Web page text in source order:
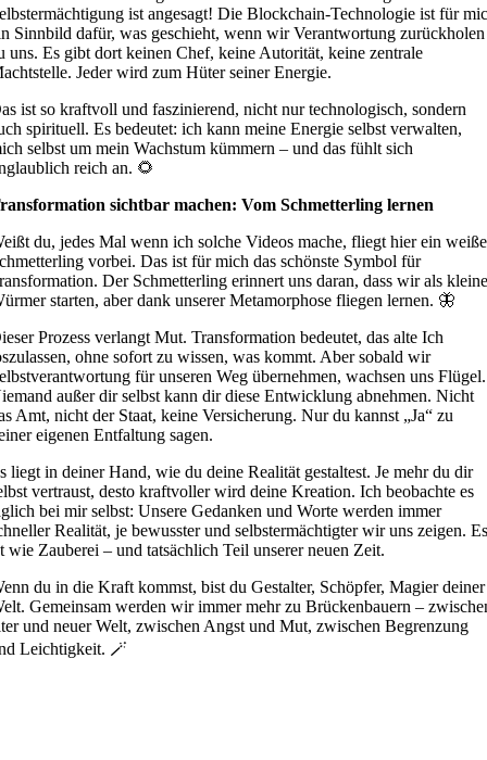
ist angesagt! Die Blockchain-Technologie ist für
Sinnbild dafür, was geschieht, wenn wir Verantwortung zurückholen
uns. Es gibt dort keinen Chef, keine Autorität, keine zentrale
Jeder wird zum Hüter seiner Energie.
ist so kraftvoll und faszinierend, nicht nur technologisch, sondern
spirituell. Es bedeutet: ich kann meine Energie selbst verwalten,
selbst um mein Wachstum kümmern – und das fühlt sich
reich an. 🌻
sichtbar machen: Vom Schmetterling lernen
du, jedes Mal wenn ich solche Videos mache, fliegt hier ein
vorbei. Das ist für mich das schönste Symbol für
Der Schmetterling erinnert uns daran, dass wir als
starten, aber dank unserer Metamorphose fliegen lernen. 🦋
Prozess verlangt Mut. Transformation bedeutet, das alte Ich
ohne sofort zu wissen, was kommt. Aber sobald wir
für unseren Weg übernehmen, wachsen uns Flügel.
außer dir selbst kann dir diese Entwicklung abnehmen. Nicht
Amt, nicht der Staat, keine Versicherung. Nur du kannst „Ja“ zu
eigenen Entfaltung sagen.
liegt in deiner Hand, wie du deine Realität gestaltest. Je mehr du dir
vertraust, desto kraftvoller wird deine Kreation. Ich beobachte es
bei mir selbst: Unsere Gedanken und Worte werden immer
Realität, je bewusster und selbstermächtigter wir uns zeigen.
wie Zauberei – und tatsächlich Teil unserer neuen Zeit.
du in die Kraft kommst, bist du Gestalter, Schöpfer, Magier deiner
Gemeinsam werden wir immer mehr zu Brückenbauern –
und neuer Welt, zwischen Angst und Mut, zwischen Begrenzung
Leichtigkeit. 🪄